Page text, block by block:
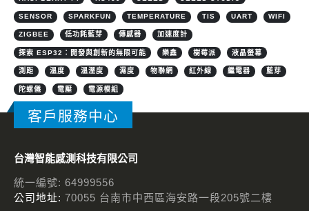
SENSOR SPARKFUN TEMPERATURE TIS UART WIFI
ZIGBEE 低功耗藍芽 傳感器 加速度計
探索 ESP32：開發與創新的無限可能 樂鑫 樹莓派 液晶螢幕
測距 溫度 溫溼度 濕度 物聯網 紅外線 繼電器 藍芽
陀螺儀 電壓 電源模組
客戶服務中心
台灣智能感測科技有限公司
統一編號: 64999556
公司地址: 70055 台南市中西區海安路一段205號二樓